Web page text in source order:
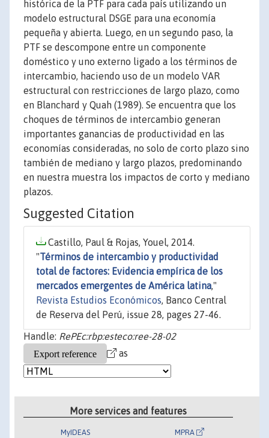
histórica de la PTF para cada país utilizando un
modelo estructural DSGE para una economía
pequeña y abierta. Luego, en un segundo paso, la
PTF se descompone entre un componente
doméstico y uno externo ligado a los términos de
intercambio, haciendo uso de un modelo VAR
estructural con restricciones de largo plazo, como
en Blanchard y Quah (1989). Se encuentra que los
choques de términos de intercambio generan
importantes ganancias de productividad en las
economías consideradas, no solo de corto plazo sino
también de mediano y largo plazos, predominando
en nuestra muestra los impactos de corto y mediano
plazos.
Suggested Citation
Castillo, Paul & Rojas, Youel, 2014.
"Términos de intercambio y productividad
total de factores: Evidencia empírica de los
mercados emergentes de América latina,"
Revista Estudios Económicos, Banco Central
de Reserva del Perú, issue 28, pages 27-46.
Handle: RePEc:rbp:esteco:ree-28-02
as
More services and features
MyIDEAS MPRA